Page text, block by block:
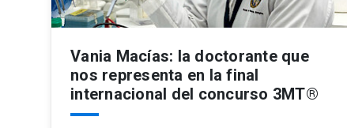
Vania Macías: la doctorante que
nos representa en la final
internacional del concurso 3MT®